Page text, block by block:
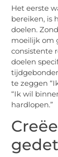
Het eerste
bereiken, is
doelen.
moeilijk om
consistente
doelen
te zeggen
“Ik wil
hardlopen.”